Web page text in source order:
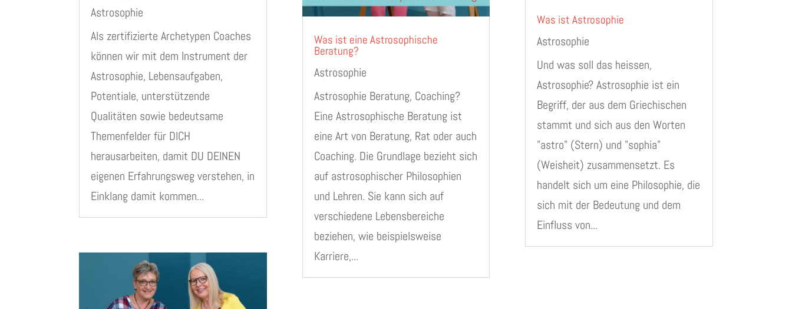
Astrosophie
Als zertifizierte Archetypen Coaches
können wir mit dem Instrument der
Astrosophie, Lebensaufgaben,
Potentiale, unterstützende
Qualitäten sowie bedeutsame
Themenfelder für DICH
herausarbeiten, damit DU DEINEN
eigenen Erfahrungsweg verstehen, in
Einklang damit kommen...
Was ist eine Astrosophische
Beratung?
Astrosophie
Astrosophie Beratung, Coaching?
Eine Astrosophische Beratung ist
eine Art von Beratung, Rat oder auch
Coaching. Die Grundlage bezieht sich
auf astrosophischer Philosophien
und Lehren. Sie kann sich auf
verschiedene Lebensbereiche
beziehen, wie beispielsweise
Karriere,...
Was ist Astrosophie
Astrosophie
Und was soll das heissen,
Astrosophie? Astrosophie ist ein
Begriff, der aus dem Griechischen
stammt und sich aus den Worten
"astro" (Stern) und "sophia"
(Weisheit) zusammensetzt. Es
handelt sich um eine Philosophie, die
sich mit der Bedeutung und dem
Einfluss von...